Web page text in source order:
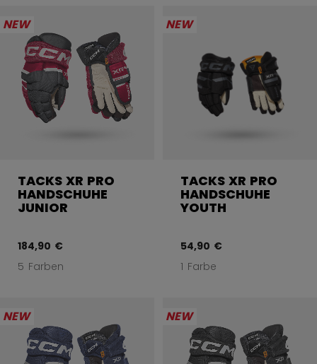
NEW
TACKS XR PRO
HANDSCHUHE
JUNIOR
184,90 €
5 Farben
NEW
TACKS XR PRO
HANDSCHUHE
YOUTH
54,90 €
1 Farbe
NEW NEW